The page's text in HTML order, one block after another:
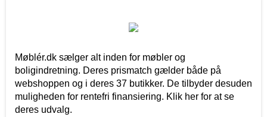
Møblér.dk sælger alt inden for møbler og
boligindretning. Deres prismatch gælder både på
webshoppen og i deres 37 butikker. De tilbyder desuden
muligheden for rentefri finansiering. Klik her for at se
deres udvalg.